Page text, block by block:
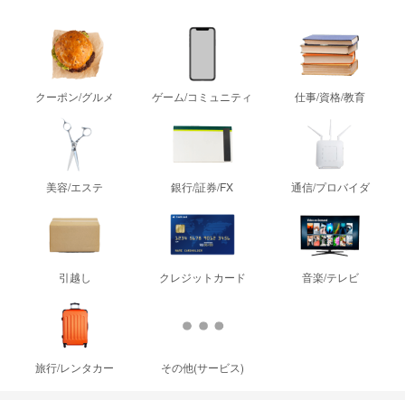
クーポン/グルメ ゲーム/コミュニティ 仕事/資格/教育
美容/エステ 銀行/証券/FX 通信/プロバイダ
引越し クレジットカード 音楽/テレビ
旅行/レンタカー その他(サービス)